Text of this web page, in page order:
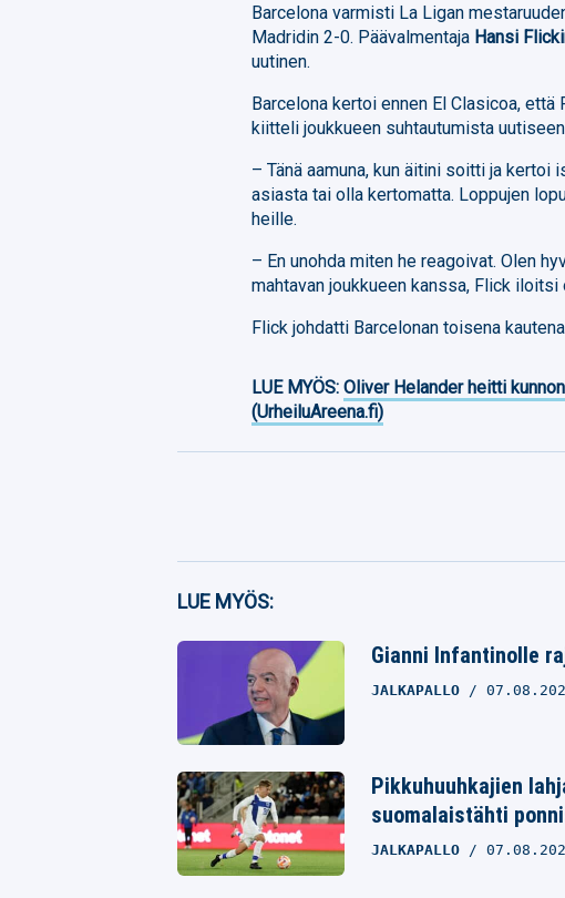
Barcelona varmisti La Ligan
Madridin 2-0. Päävalmentaja Hansi
uutinen.
Barcelona kertoi ennen El Clasicoa,
kiitteli joukkueen suhtautumista
– Tänä aamuna, kun äitini soitti ja
asiasta tai olla kertomatta. Loppujen
heille.
– En unohda miten he reagoivat. Olen
mahtavan joukkueen kanssa, Flick iloitsi
Flick johdatti Barcelonan toisena
LUE MYÖS:Oliver Helander heitti
(UrheiluAreena.fi)
Facebook
Twitter
Whatsapp
LUE MYÖS:
Gianni Infantinolle
JALKAPALLO
Pikkuhuuhkajien
suomalaistähti
JALKAPALLO